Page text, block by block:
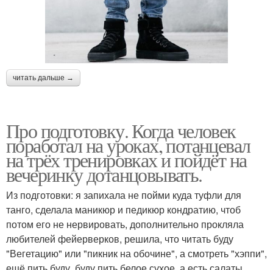
читать дальше →
Про подготовку. Когда человек
поработал на уроках, потанцевал
на трёх тренировках и пойдёт на
вечеринку дотанцовывать.
Из подготовки: я запихала не пойми куда туфли для
танго, сделала маникюр и педикюр кондратию, чтоб
потом его не нервировать, дополнительно прокляла
любителей фейерверков, решила, что читать буду
"Вегетацию" или "пикник на обочине", а смотреть "хэппи",